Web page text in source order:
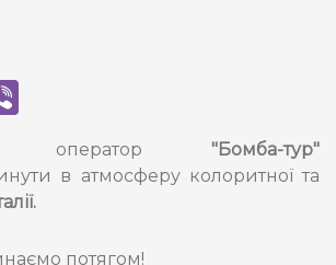
оператор "Бомба-тур"
в атмосферу колоритної та
потягом!